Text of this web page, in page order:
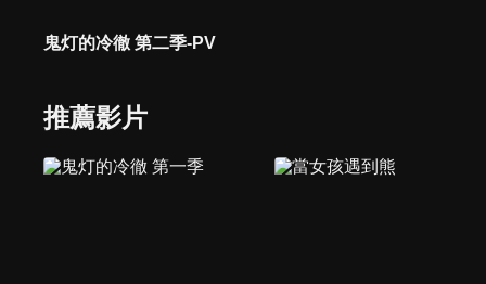
鬼灯的冷徹 第二季-PV
推薦影片